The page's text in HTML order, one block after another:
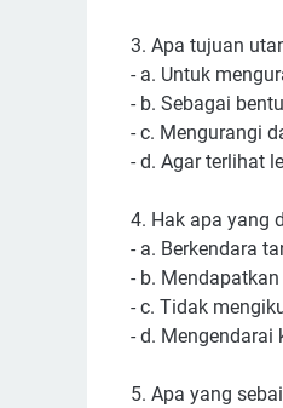
3. Apa tujuan
- a. Untuk
- b. Sebagai
- c. Mengurangi
- d. Agar terlihat
4. Hak apa yang
- a. Berkendara
- b.
- c. Tidak
- d. Mengendarai
5. Apa yang